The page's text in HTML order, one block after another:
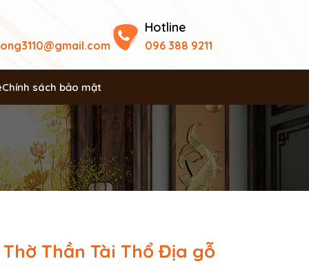
Hotline
096 388 9211
Chính sách bảo mật
Thờ Thần Tài Thổ Địa gỗ